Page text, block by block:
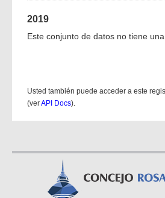
2019
Este conjunto de datos no tiene
Usted también puede acceder a este
(verAPI Docs).